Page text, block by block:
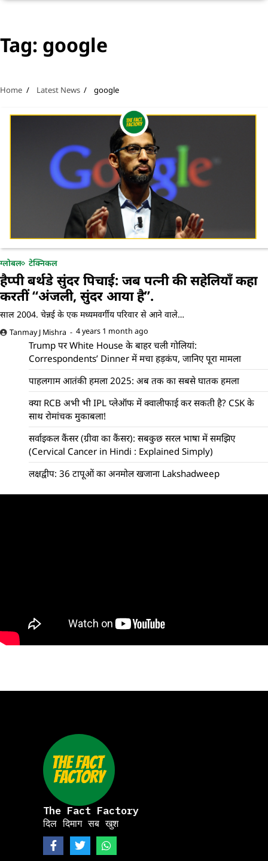
Tag: google
Home Latest News google
ग्लोबल टेक्निकल
हैप्पी बर्थडे सुंदर पिचाई: जब पत्नी की सहेलियाँ कहा
करतीं “अंजली, सुंदर आया है”.
साल 2004. चेन्नई के एक मध्यमवर्गीय परिवार से आने वाले…
Tanmay J Mishra 4 years 1 month ago
Trump पर White House के बाहर चली गोलियां:
Correspondents’ Dinner में मचा हड़कंप, जानिए पूरा मामला
पाहलगाम आतंकी हमला 2025: अब तक का सबसे घातक हमला
क्या RCB अभी भी IPL प्लेऑफ में क्वालीफाई कर सकती है? CSK के
साथ रोमांचक मुकाबला!
सर्वाइकल कैंसर (ग्रीवा का कैंसर): सबकुछ सरल भाषा में समझिए
(Cervical Cancer in Hindi : Explained Simply)
लक्षद्वीप: 36 टापूओं का अनमोल खजाना Lakshadweep
The Fact Factory
दिल दिमाग सब खुश